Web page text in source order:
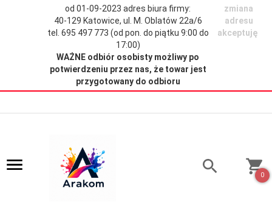
od 01-09-2023 adres biura firmy:
40-129 Katowice, ul. M. Oblatów 22a/6
tel. 695 497 773 (od pon. do piątku 9:00 do
17:00)
WAŻNE odbiór osobisty możliwy po
potwierdzeniu przez nas, że towar jest
przygotowany do odbioru
zmiana
adresu
akceptuję
0